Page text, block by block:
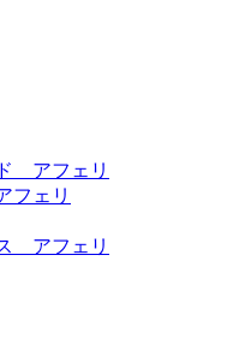
アフェリ
フェリ
アフェリ